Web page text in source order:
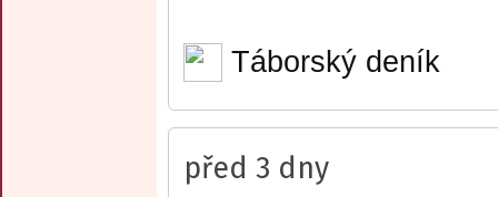
Táborský deník
před 3 dny